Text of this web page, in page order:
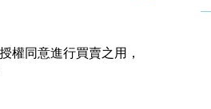
權同意進行買賣之用，